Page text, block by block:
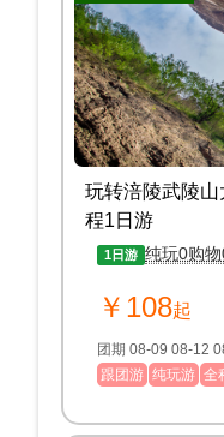
玩转涪陵武陵
程1日游
1日游 纯玩0购
￥108起
跟团游 纯玩游 全